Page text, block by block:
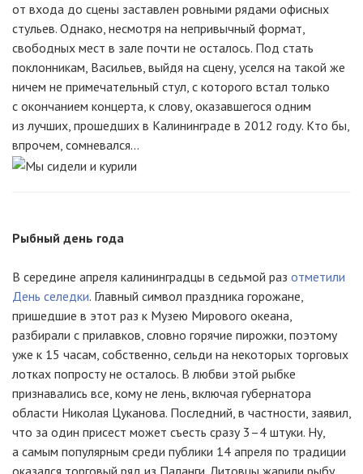
от входа до сцены заставлен ровными рядами офисных
стульев. Однако, несмотря на непривычный формат,
свободных мест в зале почти не осталось. Под стать
поклонникам, Васильев, выйдя на сцену, уселся на такой же
ничем не примечательный стул, с которого встал только
с окончанием концерта, к слову, оказавшегося одним
из лучших, прошедших в Калининграде в 2012 году. Кто бы,
впрочем, сомневался…
Рыбный день года
В середине апреля калининградцы в седьмой раз отметили
День селедки. Главный символ праздника горожане,
пришедшие в этот раз к Музею Мирового океана,
разбирали с прилавков, словно горячие пирожки, поэтому
уже к 15 часам, собственно, сельди на некоторых торговых
лотках попросту не осталось. В любви этой рыбке
признавались все, кому не лень, включая губернатора
области Николая Цуканова. Последний, в частности, заявил,
что за один присест может съесть сразу 3–4 штуки. Ну,
а самым популярным среди публики 14 апреля по традиции
оказался торговый ряд из Паланги. Литовцы жарили рыбу,